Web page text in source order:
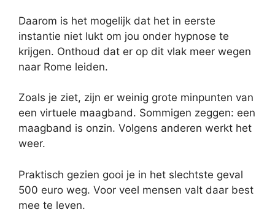
Daarom is het mogelijk dat het in eerste
instantie niet lukt om jou onder hypnose te
krijgen. Onthoud dat er op dit vlak meer wegen
naar Rome leiden.
Zoals je ziet, zijn er weinig grote minpunten van
een virtuele maagband. Sommigen zeggen: een
maagband is onzin. Volgens anderen werkt het
weer.
Praktisch gezien gooi je in het slechtste geval
500 euro weg. Voor veel mensen valt daar best
mee te leven.